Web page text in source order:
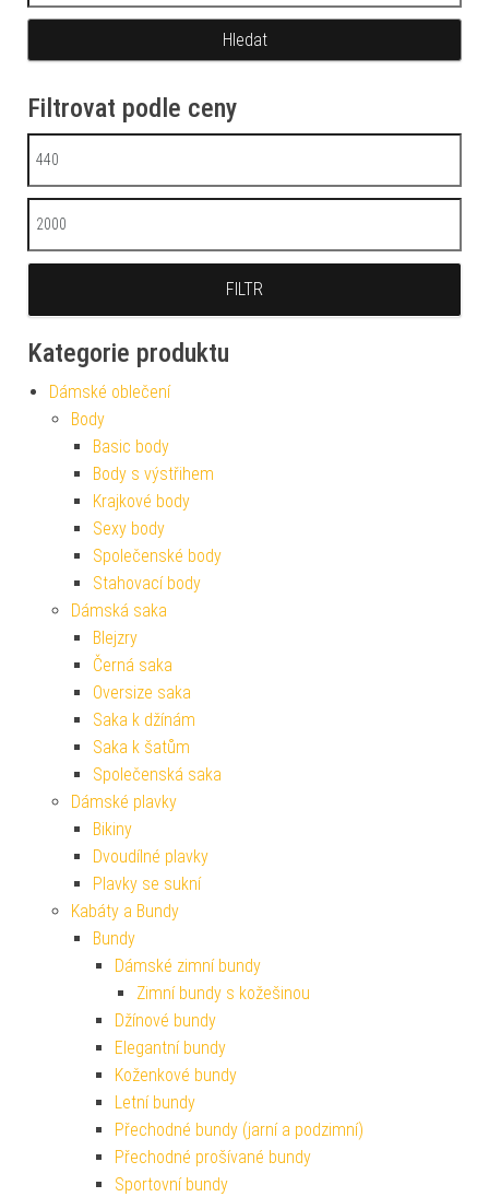
Filtrovat podle ceny
Minimální cena
Maximální cena
FILTR
Kategorie produktu
Dámské oblečení
Body
Basic body
Body s výstřihem
Krajkové body
Sexy body
Společenské body
Stahovací body
Dámská saka
Blejzry
Černá saka
Oversize saka
Saka k džínám
Saka k šatům
Společenská saka
Dámské plavky
Bikiny
Dvoudílné plavky
Plavky se sukní
Kabáty a Bundy
Bundy
Dámské zimní bundy
Zimní bundy s kožešinou
Džínové bundy
Elegantní bundy
Koženkové bundy
Letní bundy
Přechodné bundy (jarní a podzimní)
Přechodné prošívané bundy
Sportovní bundy